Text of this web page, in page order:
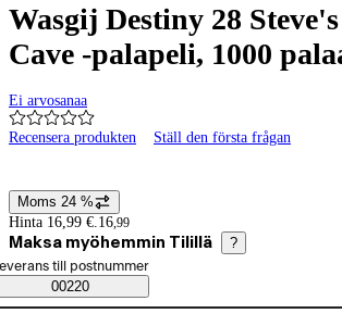
Wasgij Destiny 28
Cave -palapeli, 1000
Ei arvosanaa
Recensera produkten Ställ den första frågan
Prisinformation
Moms 24 %
Hinta 16,99 €. 16,99
Maksa myöhemmin Tilillä ?
Saatavuustiedot
beställningssätt
till postnummer
00220